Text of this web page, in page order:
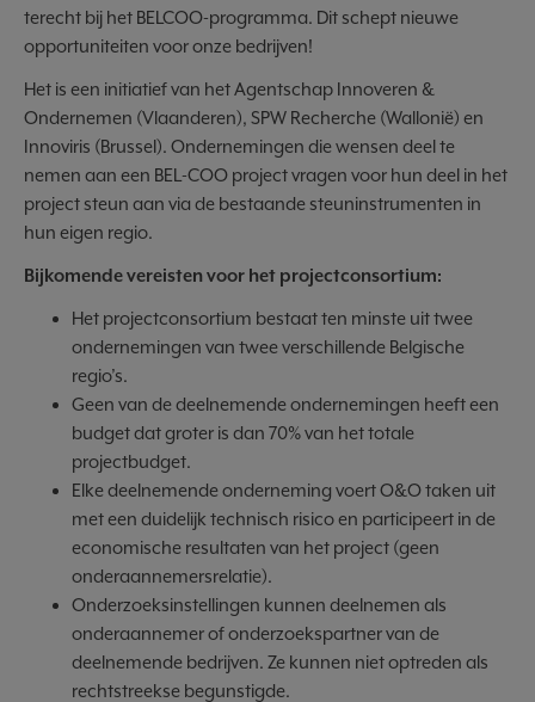
terecht bij het BELCOO-programma. Dit schept nieuwe
opportuniteiten voor onze bedrijven!
Het is een initiatief van het Agentschap Innoveren &
Ondernemen (Vlaanderen), SPW Recherche (Wallonië) en
Innoviris (Brussel). Ondernemingen die wensen deel te
nemen aan een BEL-COO project vragen voor hun deel in het
project steun aan via de bestaande steuninstrumenten in
hun eigen regio.
Bijkomende vereisten voor het projectconsortium:
Het projectconsortium bestaat ten minste uit twee
ondernemingen van twee verschillende Belgische
regio’s.
Geen van de deelnemende ondernemingen heeft een
budget dat groter is dan 70% van het totale
projectbudget.
Elke deelnemende onderneming voert O&O taken uit
met een duidelijk technisch risico en participeert in de
economische resultaten van het project (geen
onderaannemersrelatie).
Onderzoeksinstellingen kunnen deelnemen als
onderaannemer of onderzoekspartner van de
deelnemende bedrijven. Ze kunnen niet optreden als
rechtstreekse begunstigde.